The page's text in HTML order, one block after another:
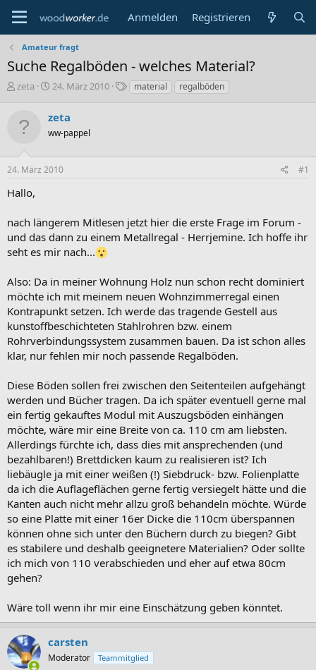
Anmelden Registrieren
Amateur fragt
Suche Regalböden - welches Material?
E
t
l
e
zeta
E
t
e
l
t
24. März 2010
S
w
material regalböden
zeta
ww-pappel
24. März 2010 #1
Hallo,
nach längerem Mitlesen jetzt hier die erste Frage im Forum -
und das dann zu einem Metallregal - Herrjemine. Ich hoffe ihr
seht es mir nach...
Also: Da in meiner Wohnung Holz nun schon recht dominiert
möchte ich mit meinem neuen Wohnzimmerregal einen
Kontrapunkt setzen. Ich werde das tragende Gestell aus
kunstoffbeschichteten Stahlrohren bzw. einem
Rohrverbindungssystem zusammen bauen. Da ist schon alles
klar, nur fehlen mir noch passende Regalböden.
Diese Böden sollen frei zwischen den Seitenteilen aufgehängt
werden und Bücher tragen. Da ich später eventuell gerne mal
ein fertig gekauftes Modul mit Auszugsböden einhängen
möchte, wäre mir eine Breite von ca. 110 cm am liebsten.
Allerdings fürchte ich, dass dies mit ansprechenden (und
bezahlbaren!) Brettdicken kaum zu realisieren ist? Ich
liebäugle ja mit einer weißen (!) Siebdruck- bzw. Folienplatte
da ich die Auflageflächen gerne fertig versiegelt hätte und die
Kanten auch nicht mehr allzu groß behandeln möchte. Würde
so eine Platte mit einer 16er Dicke die 110cm überspannen
können ohne sich unter den Büchern durch zu biegen? Gibt
es stabilere und deshalb geeignetere Materialien? Oder sollte
ich mich von 110 verabschieden und eher auf etwa 80cm
gehen?
Wäre toll wenn ihr mir eine Einschätzung geben könntet.
carsten
Moderator Teammitglied